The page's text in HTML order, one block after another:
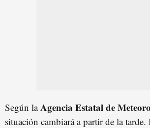
Según laAgencia Estatal de
situación cambiará a partir de la tarde.